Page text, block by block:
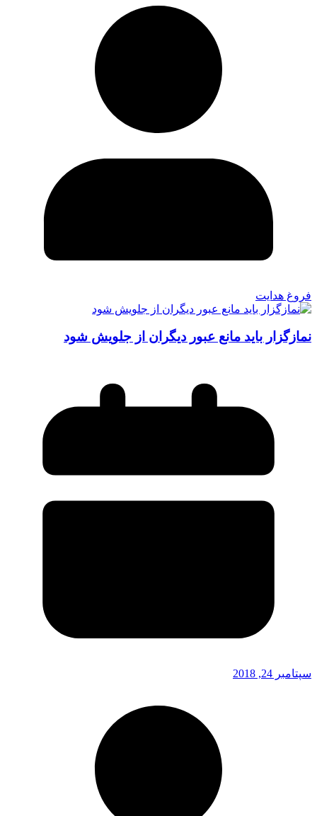
فروغ هدایت
نمازگزار بايد مانع عبور ديگران از جلويش شود
سپتامبر 24, 2018